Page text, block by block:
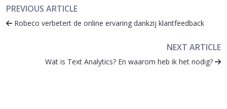
PREVIOUS ARTICLE
Robeco verbetert de online ervaring dankzij klantfeedback
NEXT ARTICLE
Wat is Text Analytics? En waarom heb ik het nodig?